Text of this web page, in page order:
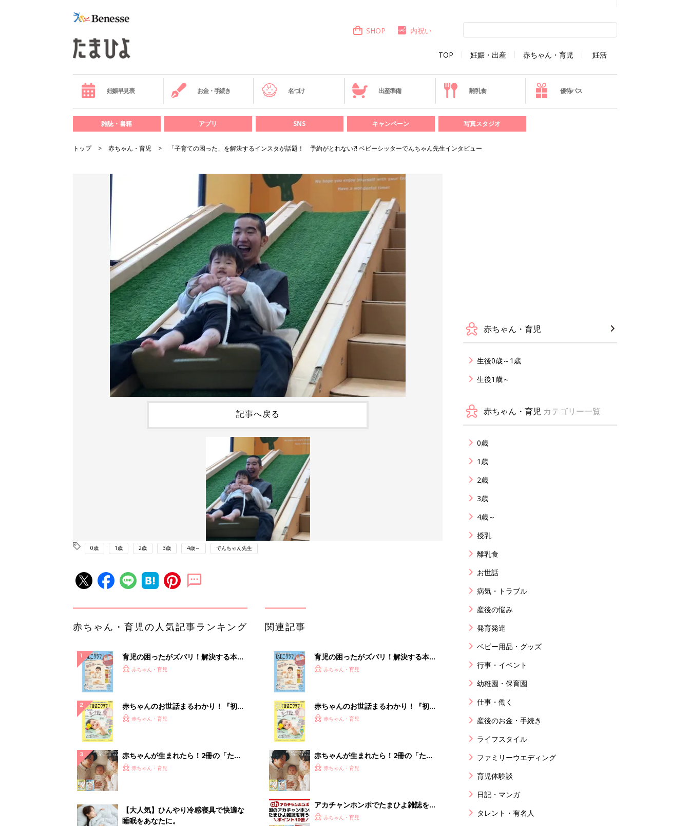
TOP 妊娠・出産 赤ちゃん・育児 妊活
SHOP 内祝い
妊娠早見表 お金・手続き 名づけ 出産準備 離乳食 優待パス
雑誌・書籍 アプリ SNS キャンペーン 写真スタジオ
トップ 赤ちゃん・育児 「子育ての困った」を解決するインスタが話題！ 予約がとれない?! ベビーシッターでんちゃん先生インタビュー
記事へ戻る
0歳 1歳 2歳 3歳 4歳～ でんちゃん先生
赤ちゃん・育児の人気記事ランキング
育児の困ったがズバリ！解決する本
『ひよこクラブ 秋号』 4カ月～2才
赤ちゃん・育児
赤ちゃんのお世話まるわかり！『初め
てのひよこクラブ 夏号』〈巻頭大特
赤ちゃん・育児
赤ちゃんが生まれたら！2冊の「たま
ひよ」
赤ちゃん・育児
【大人気】ひんやり冷感寝具で快適な
睡眠をあなたに。
関連記事
育児の困ったがズバリ！解決する本
『ひよこクラブ 秋号』 4カ月～2才
赤ちゃん・育児
赤ちゃんのお世話まるわかり！『初め
てのひよこクラブ 夏号』〈巻頭大特
赤ちゃん・育児
赤ちゃんが生まれたら！2冊の「たま
ひよ」
赤ちゃん・育児
アカチャンホンポでたまひよ雑誌を買
うとポイント10倍【期間限定】
赤ちゃん・育児
赤ちゃん・育児
生後0歳～1歳
生後1歳～
赤ちゃん・育児 カテゴリー一覧
0歳
1歳
2歳
3歳
4歳～
授乳
離乳食
お世話
病気・トラブル
産後の悩み
発育発達
ベビー用品・グッズ
行事・イベント
幼稚園・保育園
仕事・働く
産後のお金・手続き
ライフスタイル
ファミリーウエディング
育児体験談
日記・マンガ
タレント・有名人